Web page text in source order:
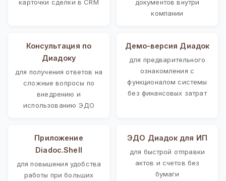
карточки сделки в CRM
документов внутри
компании
Консультация по
Диадоку
для получения ответов на
сложные вопросы по
внедрению и
использованию ЭДО
Демо-версия Диадок
для предварительного
ознакомления с
функционалом системы
без финансовых затрат
Приложение
Diadoc.Shell
для повышения удобства
работы при больших
ЭДО Диадок для ИП
для быстрой отправки
актов и счетов без
бумаги